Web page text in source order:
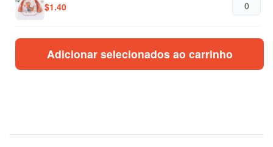
$1.40
1.40
$1.40
Adicionar selecionados ao carrinho